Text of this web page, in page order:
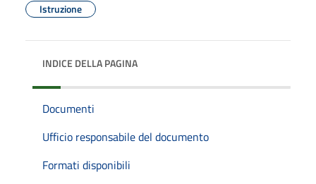
Istruzione
INDICE DELLA PAGINA
Documenti
Ufficio responsabile del documento
Formati disponibili